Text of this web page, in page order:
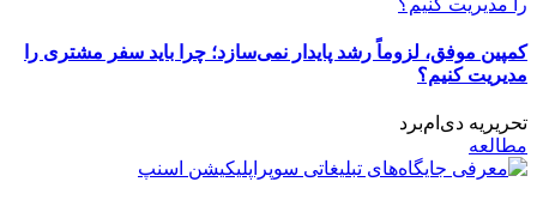
کمپین موفق، لزوماً رشد پایدار نمی‌سازد؛ چرا باید سفر مشتری را
مدیریت کنیم؟
تحریریه دی‌ام‌برد
مطالعه